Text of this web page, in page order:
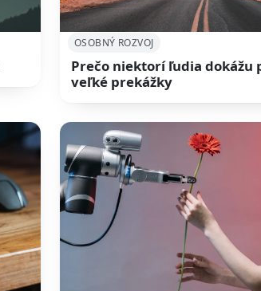
OSOBNÝ ROZVOJ
Prečo niektorí ľudia dokážu
veľké prekážky